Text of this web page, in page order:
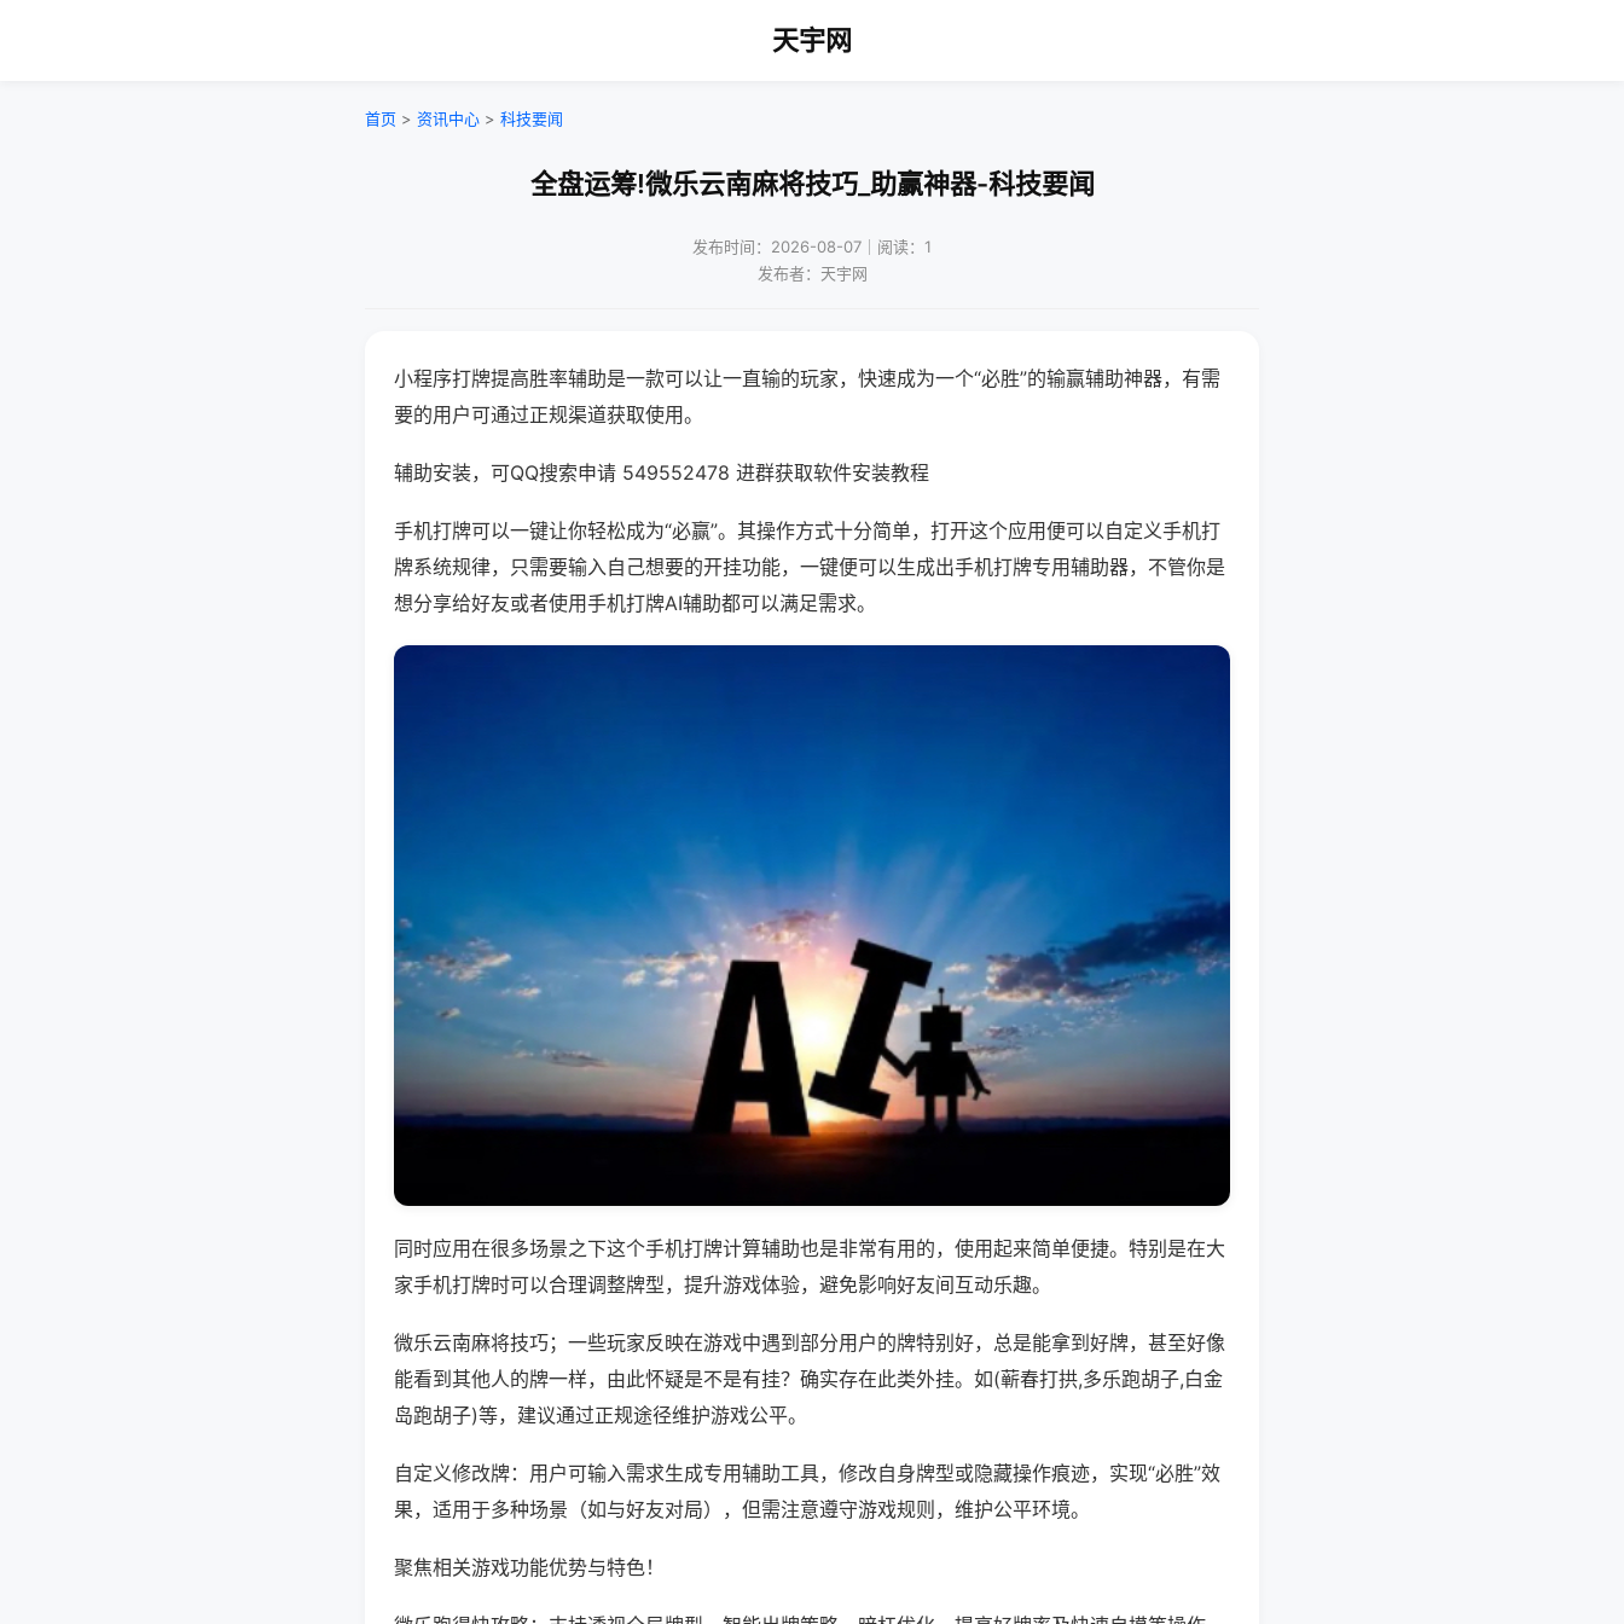
天宇网
首页 > 资讯中心 > 科技要闻
全盘运筹!微乐云南麻将技巧_助赢神器-科技要闻
发布时间：2026-08-07｜阅读：1
发布者：天宇网
小程序打牌提高胜率辅助是一款可以让一直输的玩家，快速成为一个“必胜”的输赢辅助神器，有需
要的用户可通过正规渠道获取使用。
辅助安装，可QQ搜索申请 549552478 进群获取软件安装教程
手机打牌可以一键让你轻松成为“必赢”。其操作方式十分简单，打开这个应用便可以自定义手机打
牌系统规律，只需要输入自己想要的开挂功能，一键便可以生成出手机打牌专用辅助器，不管你是
想分享给好友或者使用手机打牌AI辅助都可以满足需求。
同时应用在很多场景之下这个手机打牌计算辅助也是非常有用的，使用起来简单便捷。特别是在大
家手机打牌时可以合理调整牌型，提升游戏体验，避免影响好友间互动乐趣。
微乐云南麻将技巧；一些玩家反映在游戏中遇到部分用户的牌特别好，总是能拿到好牌，甚至好像
能看到其他人的牌一样，由此怀疑是不是有挂？确实存在此类外挂。如(蕲春打拱,多乐跑胡子,白金
岛跑胡子)等，建议通过正规途径维护游戏公平。
自定义修改牌：用户可输入需求生成专用辅助工具，修改自身牌型或隐藏操作痕迹，实现“必胜”效
果，适用于多种场景（如与好友对局），但需注意遵守游戏规则，维护公平环境。
聚焦相关游戏功能优势与特色！